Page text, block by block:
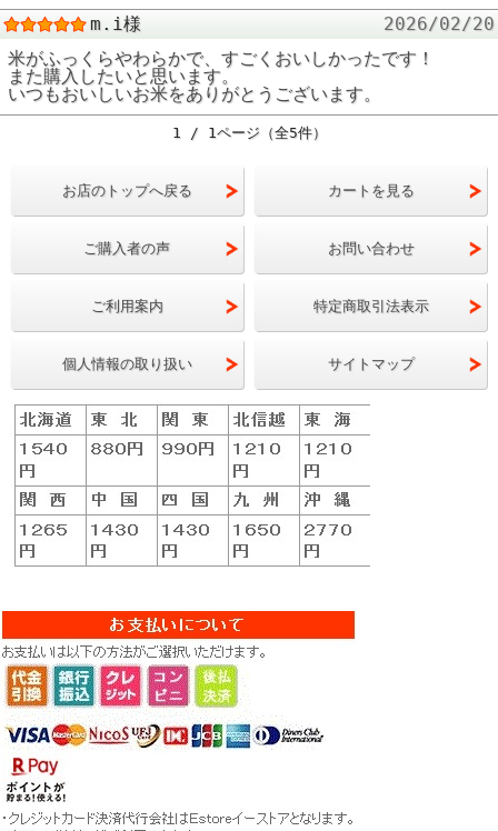
m.i様
2026/02/20
米がふっくらやわらかで、すごくおいしかったです！
また購入したいと思います。
いつもおいしいお米をありがとうございます。
1 / 1ページ（全5件）
お店のトップへ戻る カートを見る
ご購入者の声 お問い合わせ
ご利用案内 特定商取引法表示
個人情報の取り扱い サイトマップ